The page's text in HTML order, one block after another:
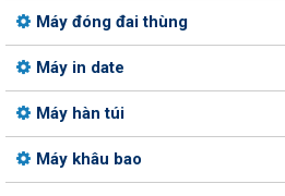
Máy đóng đai thùng
Máy in date
Máy hàn túi
Máy khâu bao